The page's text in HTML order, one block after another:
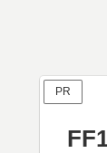
PR